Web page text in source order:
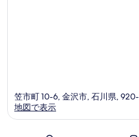
笠市町 10-6, 金沢市, 石川県,
地図で表示